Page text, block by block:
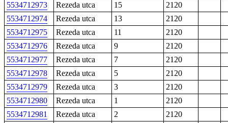
5534712973
Rezeda utca 15
2120
5534712974
Rezeda utca 13
2120
5534712975
Rezeda utca 11
2120
5534712976
Rezeda utca 9
2120
5534712977
Rezeda utca 7
2120
5534712978
Rezeda utca 5
2120
5534712979
Rezeda utca 3
2120
5534712980
Rezeda utca 1
2120
5534712981
Rezeda utca 2
2120